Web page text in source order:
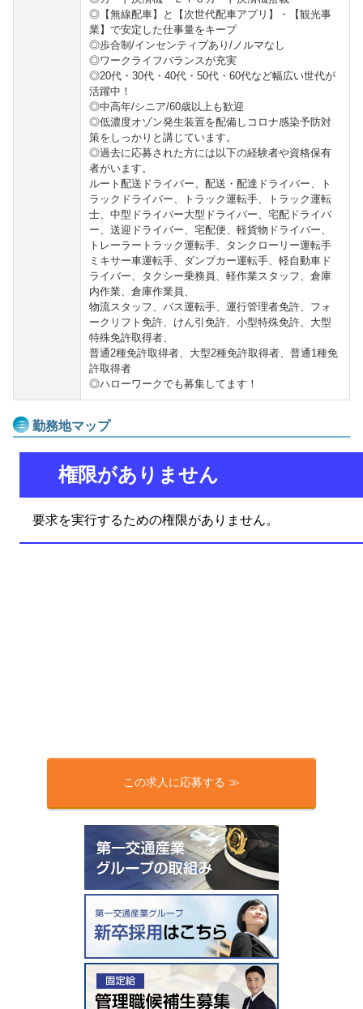
◎【無線配車】と【次世代配車アプリ】・【観光事
業】で安定した仕事量をキープ
◎歩合制/インセンティブあり/ノルマなし
◎ワークライフバランスが充実
◎20代・30代・40代・50代・60代など幅広い世代が
活躍中！
◎中高年/シニア/60歳以上も歓迎
◎低濃度オゾン発生装置を配備しコロナ感染予防対
策をしっかりと講じています。
◎過去に応募された方には以下の経験者や資格保有
者がいます。
ルート配送ドライバー、配送・配達ドライバー、ト
ラックドライバー、トラック運転手、トラック運転
士、中型ドライバー大型ドライバー、宅配ドライバ
ー、送迎ドライバー、宅配便、軽貨物ドライバー、
トレーラートラック運転手、タンクローリー運転手
ミキサー車運転手、ダンプカー運転手、軽自動車ド
ライバー、タクシー乗務員、軽作業スタッフ、倉庫
内作業、倉庫作業員、
物流スタッフ、バス運転手、運行管理者免許、フォ
ークリフト免許、けん引免許、小型特殊免許、大型
特殊免許取得者、
普通2種免許取得者、大型2種免許取得者、普通1種免
許取得者
◎ハローワークでも募集してます！
勤務地マップ
この求人に応募する ≫